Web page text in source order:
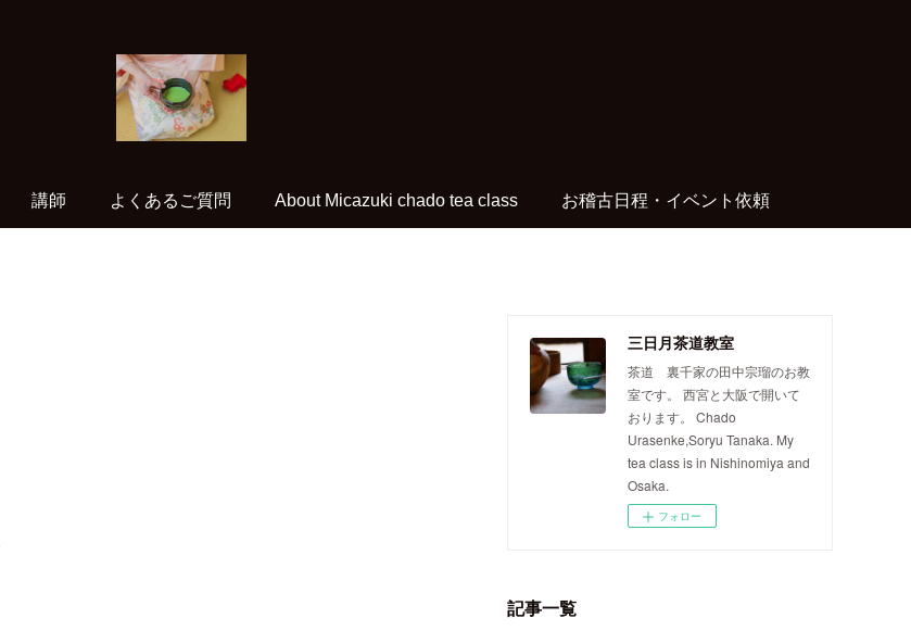
講師 よくあるご質問 About Micazuki chado tea class お稽古日程・イベント依頼
三日月茶道教室
茶道 裏千家の田中宗瑠のお教
室です。 西宮と大阪で開いて
おります。 Chado
Urasenke,Soryu Tanaka. My
tea class is in Nishinomiya and
Osaka.
フォロー
記事一覧